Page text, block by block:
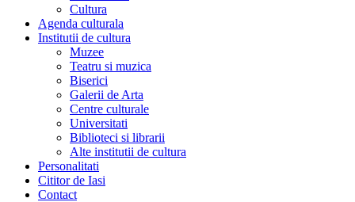
Cultura
Agenda culturala
Institutii de cultura
Muzee
Teatru si muzica
Biserici
Galerii de Arta
Centre culturale
Universitati
Biblioteci si librarii
Alte institutii de cultura
Personalitati
Cititor de Iasi
Contact